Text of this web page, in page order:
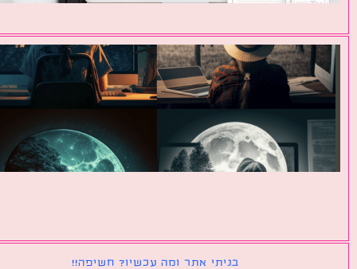
בניתי אתר ומה עכשיו? חשיפה!!